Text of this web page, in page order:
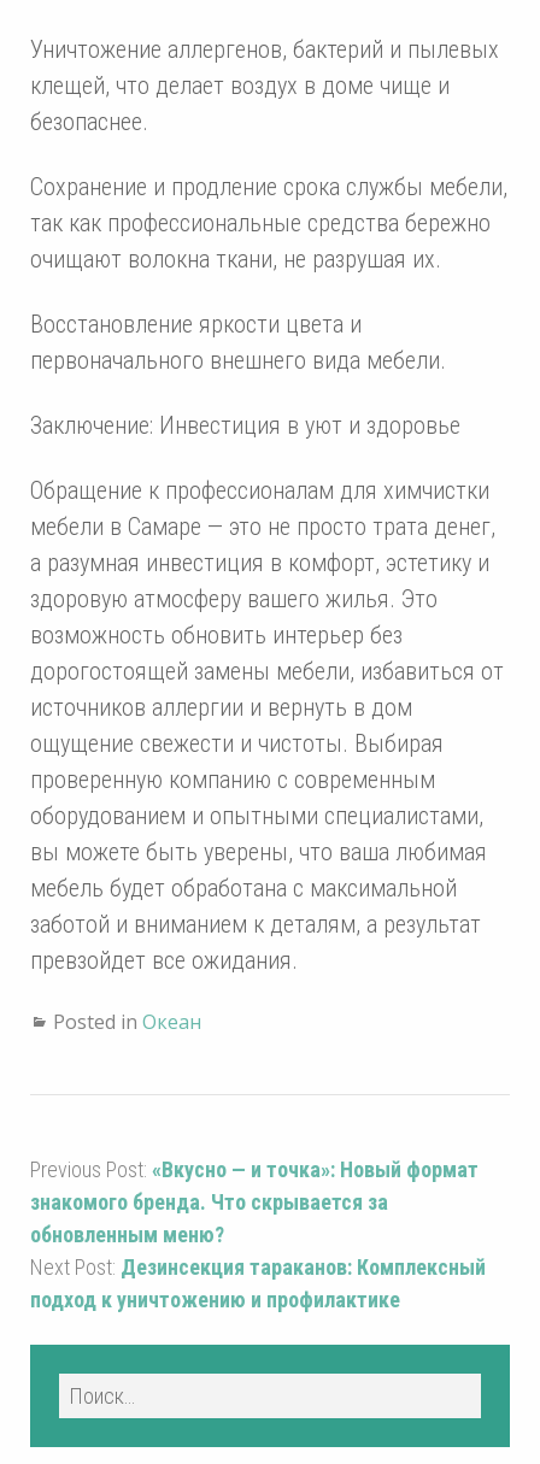
Уничтожение аллергенов, бактерий и пылевых
клещей, что делает воздух в доме чище и
безопаснее.
Сохранение и продление срока службы мебели,
так как профессиональные средства бережно
очищают волокна ткани, не разрушая их.
Восстановление яркости цвета и
первоначального внешнего вида мебели.
Заключение: Инвестиция в уют и здоровье
Обращение к профессионалам для химчистки
мебели в Самаре — это не просто трата денег,
а разумная инвестиция в комфорт, эстетику и
здоровую атмосферу вашего жилья. Это
возможность обновить интерьер без
дорогостоящей замены мебели, избавиться от
источников аллергии и вернуть в дом
ощущение свежести и чистоты. Выбирая
проверенную компанию с современным
оборудованием и опытными специалистами,
вы можете быть уверены, что ваша любимая
мебель будет обработана с максимальной
заботой и вниманием к деталям, а результат
превзойдет все ожидания.
Posted in Океан
Previous Post: «Вкусно — и точка»: Новый формат
знакомого бренда. Что скрывается за
обновленным меню?
Next Post: Дезинсекция тараканов: Комплексный
подход к уничтожению и профилактике